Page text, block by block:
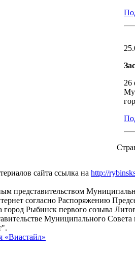
26
сайта ссылка на http://
представительством
согласно Распоряжению
город Рыбинск первого созыва
Муниципального Совета
«Виастайл»